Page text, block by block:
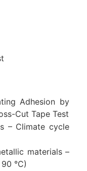
Adhesion by
Cut Tape Test
– Climate cycle
materials –
°C)